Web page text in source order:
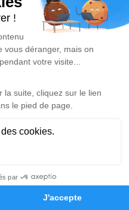
Hommages
hommage estdisponible
PLACE DE L'EGLISE
Je rends hommage